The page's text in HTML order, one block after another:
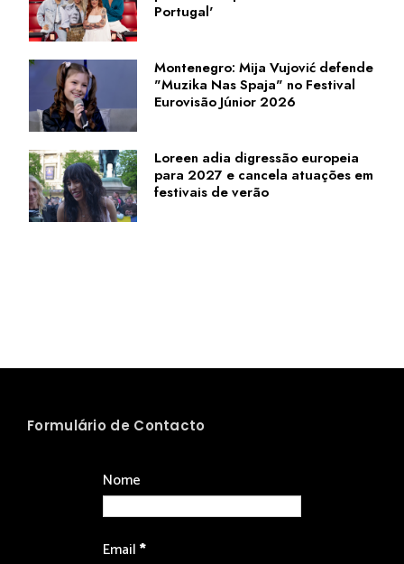
Portugal'
Montenegro: Mija Vujović defende
"Muzika Nas Spaja" no Festival
Eurovisão Júnior 2026
Loreen adia digressão europeia
para 2027 e cancela atuações em
festivais de verão
Formulário de Contacto
Nome
Email*